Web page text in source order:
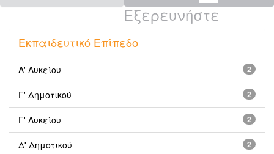
Εξερευνήστε
Εκπαιδευτικό Επίπεδο
2
Α' Λυκείου
2
Γ' Δημοτικού
2
Γ' Λυκείου
2
Δ' Δημοτικού